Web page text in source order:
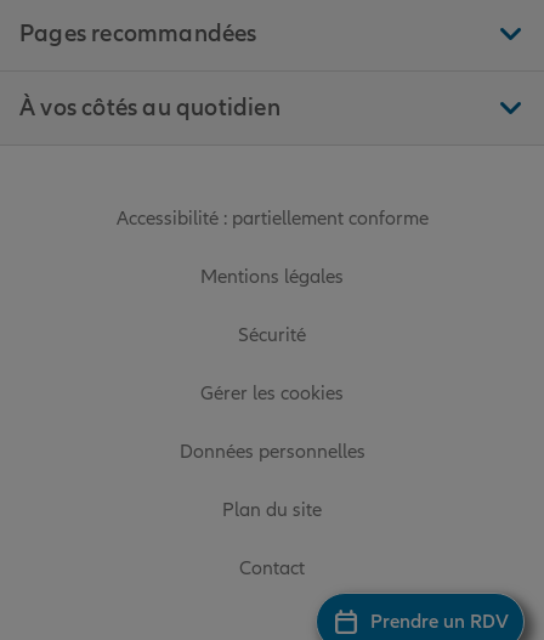
Prendre un RDV
Pages recommandées
À vos côtés au quotidien
Accessibilité : partiellement conforme
Mentions légales
Sécurité
Gérer les cookies
Données personnelles
Plan du site
Contact